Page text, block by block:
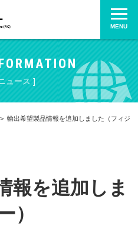
MENU
ュース ]
> 輸出希望製品情報を追加しました（フィジ
報を追加しま
）